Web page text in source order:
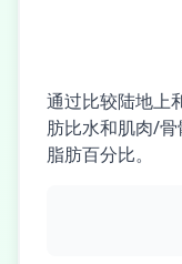
通过比较陆地上
肪比水和肌肉/
脂肪百分比。